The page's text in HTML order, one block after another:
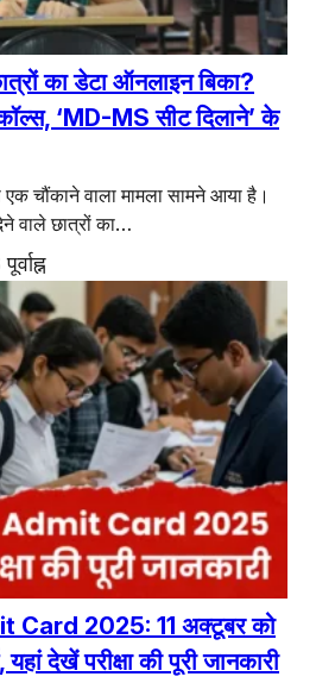
का डेटा ऑनलाइन बिका?
‘MD-MS सीट दिलाने’ के
चौंकाने वाला मामला सामने आया है।
वाले छात्रों का…
Card 2025: 11 अक्टूबर को
यहां देखें परीक्षा की पूरी जानकारी